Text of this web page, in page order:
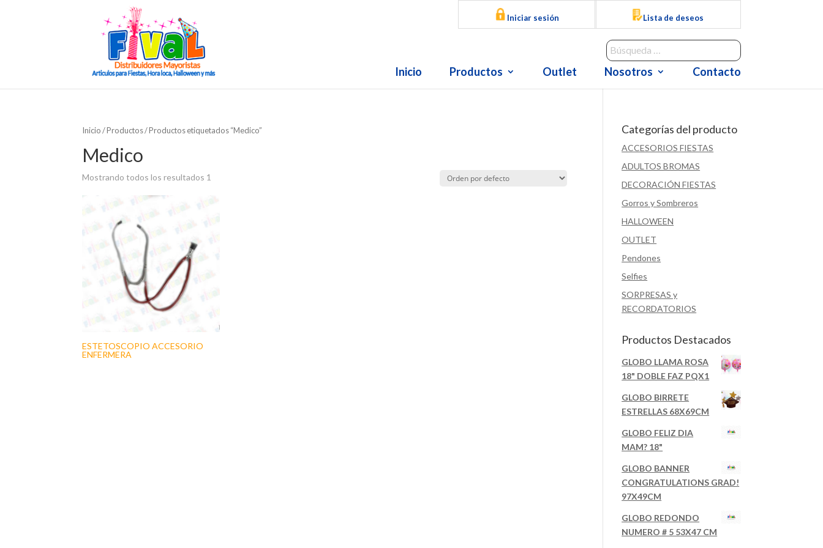
Iniciar sesión Lista de deseos
Inicio Productos Outlet Nosotros Contacto
Inicio/Productos/ Productos etiquetados “Medico”
Medico
Mostrando todos los resultados 1
ESTETOSCOPIO ACCESORIO
ENFERMERA
Categorías del producto
ACCESORIOS FIESTAS
ADULTOS BROMAS
DECORACIÓN FIESTAS
Gorros y Sombreros
HALLOWEEN
OUTLET
Pendones
Selfies
SORPRESAS y
RECORDATORIOS
Productos Destacados
GLOBO LLAMA ROSA
18" DOBLE FAZ PQX1
GLOBO BIRRETE
ESTRELLAS 68X69CM
GLOBO FELIZ DIA
MAM? 18"
GLOBO BANNER
CONGRATULATIONS GRAD!
97X49CM
GLOBO REDONDO
NUMERO # 5 53X47 CM